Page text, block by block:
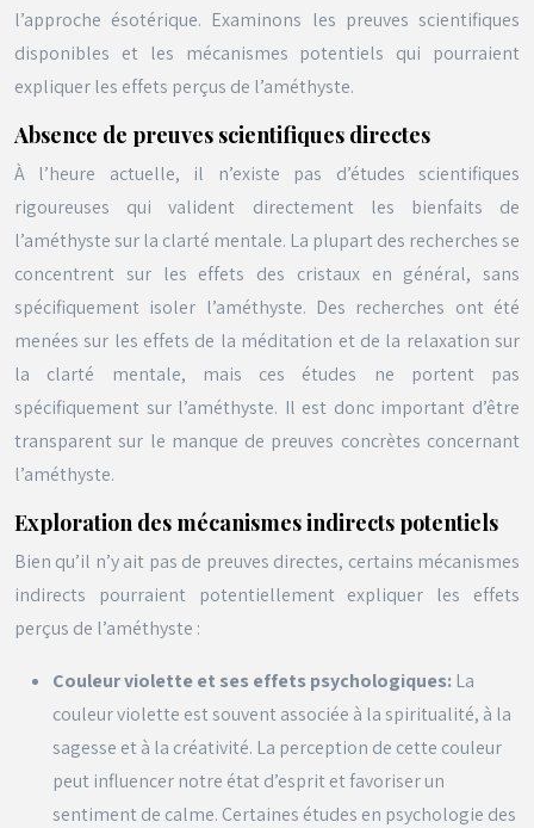
l’approche ésotérique. Examinons les preuves scientifiques
disponibles et les mécanismes potentiels qui pourraient
expliquer les effets perçus de l’améthyste.
Absence de preuves scientifiques directes
À l’heure actuelle, il n’existe pas d’études scientifiques
rigoureuses qui valident directement les bienfaits de
l’améthyste sur la clarté mentale. La plupart des recherches se
concentrent sur les effets des cristaux en général, sans
spécifiquement isoler l’améthyste. Des recherches ont été
menées sur les effets de la méditation et de la relaxation sur
la clarté mentale, mais ces études ne portent pas
spécifiquement sur l’améthyste. Il est donc important d’être
transparent sur le manque de preuves concrètes concernant
l’améthyste.
Exploration des mécanismes indirects potentiels
Bien qu’il n’y ait pas de preuves directes, certains mécanismes
indirects pourraient potentiellement expliquer les effets
perçus de l’améthyste :
Couleur violette et ses effets psychologiques: La
couleur violette est souvent associée à la spiritualité, à la
sagesse et à la créativité. La perception de cette couleur
peut influencer notre état d’esprit et favoriser un
sentiment de calme. Certaines études en psychologie des